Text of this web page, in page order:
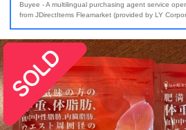
Buyee - A multilingual purchasing agent service
from JDirectItems Fleamarket (provided by LY